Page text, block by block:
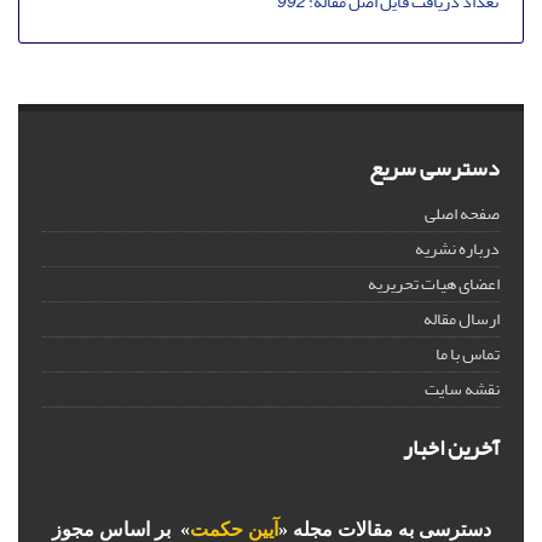
دسترسی سریع
صفحه اصلی
درباره نشریه
اعضای هیات تحریریه
ارسال مقاله
تماس با ما
نقشه سایت
آخرین اخبار
دسترسی به مقالات مجله « آیین حکمت» بر اساس مجوز